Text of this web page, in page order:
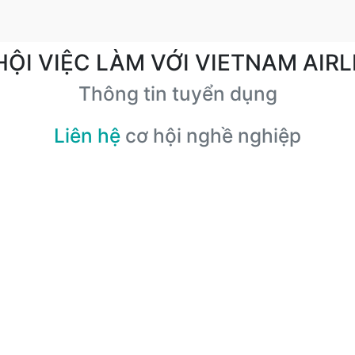
VIỆC LÀM VỚI VIETNAM
Thông tin tuyển dụng
Liên hệ cơ hội nghề nghiệp